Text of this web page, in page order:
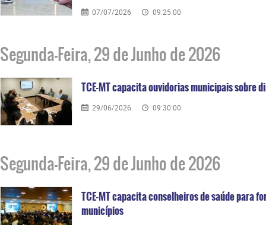
07/07/2026 09:25:00
Segunda-Feira, 29 de Junho de 2026
TCE-MT capacita ouvidorias municipais sobre
29/06/2026 09:30:00
Segunda-Feira, 29 de Junho de 2026
TCE-MT capacita conselheiros de saúde para
municípios